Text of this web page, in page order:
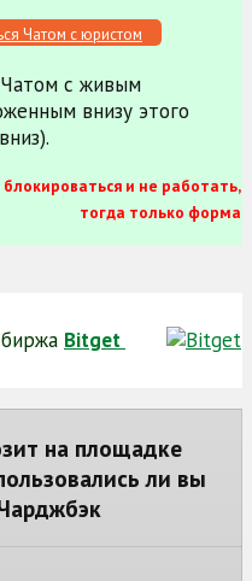
Чатом с юристом
Чатом с живым
внизу этого
и не работать,
тогда только форма
Bitget
на площадке
ли вы